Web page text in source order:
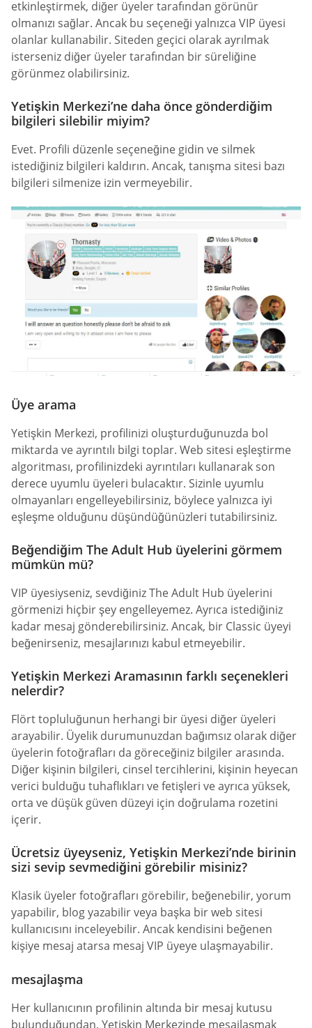
etkinleştirmek, diğer üyeler tarafından görünür
olmanızı sağlar. Ancak bu seçeneği yalnızca VIP üyesi
olanlar kullanabilir. Siteden geçici olarak ayrılmak
isterseniz diğer üyeler tarafından bir süreliğine
görünmez olabilirsiniz.
Yetişkin Merkezi’ne daha önce gönderdiğim
bilgileri silebilir miyim?
Evet. Profili düzenle seçeneğine gidin ve silmek
istediğiniz bilgileri kaldırın. Ancak, tanışma sitesi bazı
bilgileri silmenize izin vermeyebilir.
Üye arama
Yetişkin Merkezi, profilinizi oluşturduğunuzda bol
miktarda ve ayrıntılı bilgi toplar. Web sitesi eşleştirme
algoritması, profilinizdeki ayrıntıları kullanarak son
derece uyumlu üyeleri bulacaktır. Sizinle uyumlu
olmayanları engelleyebilirsiniz, böylece yalnızca iyi
eşleşme olduğunu düşündüğünüzleri tutabilirsiniz.
Beğendiğim The Adult Hub üyelerini görmem
mümkün mü?
VIP üyesiyseniz, sevdiğiniz The Adult Hub üyelerini
görmenizi hiçbir şey engelleyemez. Ayrıca istediğiniz
kadar mesaj gönderebilirsiniz. Ancak, bir Classic üyeyi
beğenirseniz, mesajlarınızı kabul etmeyebilir.
Yetişkin Merkezi Aramasının farklı seçenekleri
nelerdir?
Flört topluluğunun herhangi bir üyesi diğer üyeleri
arayabilir. Üyelik durumunuzdan bağımsız olarak diğer
üyelerin fotoğrafları da göreceğiniz bilgiler arasında.
Diğer kişinin bilgileri, cinsel tercihlerini, kişinin heyecan
verici bulduğu tuhaflıkları ve fetişleri ve ayrıca yüksek,
orta ve düşük güven düzeyi için doğrulama rozetini
içerir.
Ücretsiz üyeyseniz, Yetişkin Merkezi’nde birinin
sizi sevip sevmediğini görebilir misiniz?
Klasik üyeler fotoğrafları görebilir, beğenebilir, yorum
yapabilir, blog yazabilir veya başka bir web sitesi
kullanıcısını inceleyebilir. Ancak kendisini beğenen
kişiye mesaj atarsa mesaj VIP üyeye ulaşmayabilir.
mesajlaşma
Her kullanıcının profilinin altında bir mesaj kutusu
bulunduğundan, Yetişkin Merkezinde mesajlaşmak